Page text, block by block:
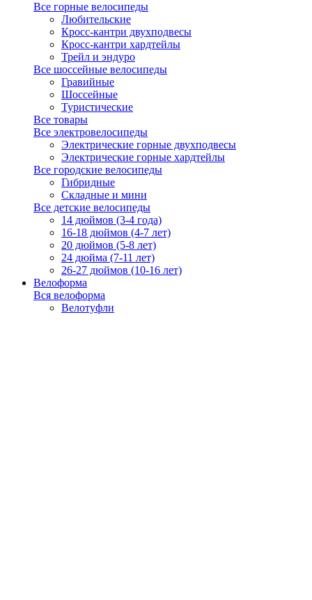
Все горные велосипеды
Любительские
Кросс-кантри двухподвесы
Кросс-кантри хардтейлы
Трейл и эндуро
Все шоссейные велосипеды
Гравийные
Шоссейные
Туристические
Все товары
Все электровелосипеды
Электрические горные двухподвесы
Электрические горные хардтейлы
Все городские велосипеды
Гибридные
Складные и мини
Все детские велосипеды
14 дюймов (3-4 года)
16-18 дюймов (4-7 лет)
20 дюймов (5-8 лет)
24 дюйма (7-11 лет)
26-27 дюймов (10-16 лет)
Велоформа
Вся велоформа
Велотуфли